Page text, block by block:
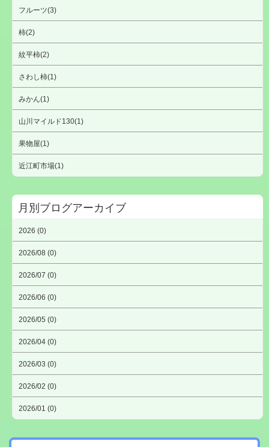
フルーツ(3)
柿(2)
紋平柿(2)
さわし柿(1)
みかん(1)
山川マイルド130(1)
果物屋(1)
近江町市場(1)
月別ブログアーカイブ
2026 (0)
2026/08 (0)
2026/07 (0)
2026/06 (0)
2026/05 (0)
2026/04 (0)
2026/03 (0)
2026/02 (0)
2026/01 (0)